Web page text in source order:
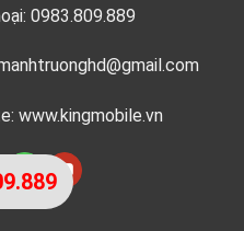
0983.809.889
www.kingmobile.vn